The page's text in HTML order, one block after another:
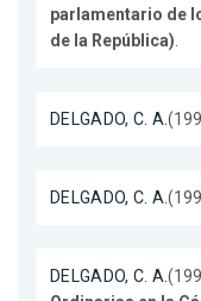
parlamentario de
de la República).
DELGADO, C. A.
DELGADO, C. A.
DELGADO, C. A.